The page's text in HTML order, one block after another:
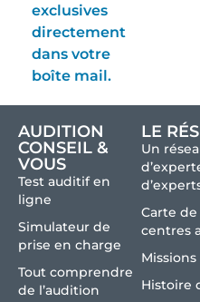
exclusives
directement
dans votre
boîte mail.
AUDITION
CONSEIL &
VOUS
Test auditif en
ligne
Simulateur de
prise en charge
Tout comprendre
de l’audition
LE
Un
Carte de
centres
Histoire